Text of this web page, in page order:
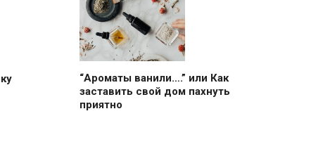
“Ароматы ванили….” или Как
заставить свой дом пахнуть
приятно